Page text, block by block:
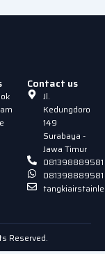
Contact us
Jl.
Kedungdoro
149
Surabaya -
Jawa Timur
081398889581
081398889581
Reserved.